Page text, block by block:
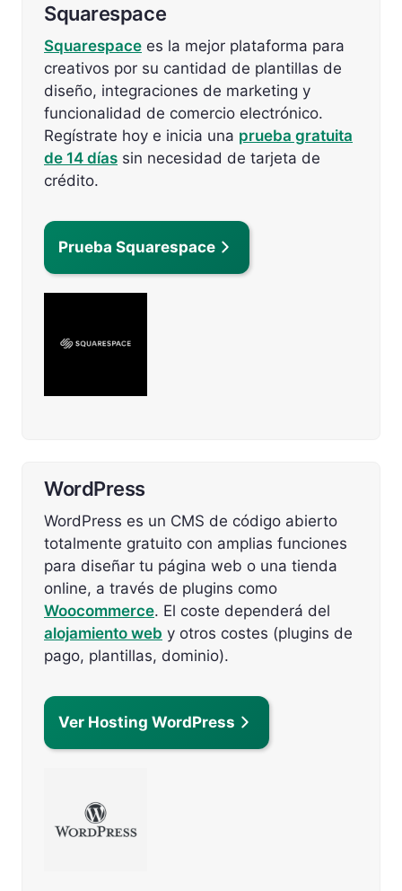
Squarespace
Squarespace es la mejor plataforma para
creativos por su cantidad de plantillas de
diseño, integraciones de marketing y
funcionalidad de comercio electrónico.
Regístrate hoy e inicia una prueba gratuita
de 14 días sin necesidad de tarjeta de
crédito.
Prueba Squarespace
WordPress
WordPress es un CMS de código abierto
totalmente gratuito con amplias funciones
para diseñar tu página web o una tienda
online, a través de plugins como
Woocommerce. El coste dependerá del
alojamiento web y otros costes (plugins de
pago, plantillas, dominio).
Ver Hosting WordPress